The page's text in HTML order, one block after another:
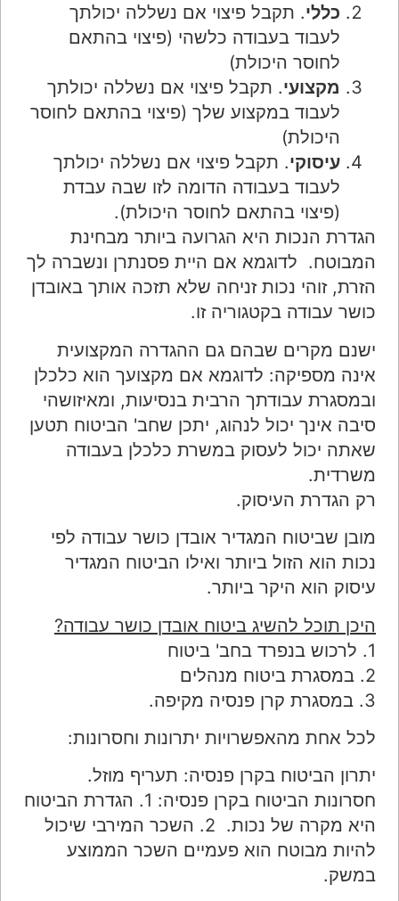
כללי. תקבל פיצוי אם נשללה יכולתך
לעבוד בעבודה כלשהי (פיצוי בהתאם
לחוסר היכולת)
מקצועי. תקבל פיצוי אם נשללה יכולתך
לעבוד במקצוע שלך (פיצוי בהתאם לחוסר
היכולת)
עיסוקי. תקבל פיצוי אם נשללה יכולתך
לעבוד בעבודה הדומה לזו שבה עבדת
(פיצוי בהתאם לחוסר היכולת).
הגדרת הנכות היא הגרועה ביותר מבחינת
המבוטח. לדוגמא אם היית פסנתרן ונשברה לך
הזרת, זוהי נכות זניחה שלא תזכה אותך באובדן
כושר עבודה בקטגוריה זו.
ישנם מקרים שבהם גם ההגדרה המקצועית
אינה מספיקה: לדוגמא אם מקצועך הוא כלכלן
ובמסגרת עבודתך הרבית בנסיעות, ומאיזושהי
סיבה אינך יכול לנהוג, יתכן שחב' הביטוח תטען
שאתה יכול לעסוק במשרת כלכלן בעבודה
משרדית.
רק הגדרת העיסוק.
מובן שביטוח המגדיר אובדן כושר עבודה לפי
נכות הוא הזול ביותר ואילו הביטוח המגדיר
עיסוק הוא היקר ביותר.
היכן תוכל להשיג ביטוח אובדן כושר עבודה?
1. לרכוש בנפרד בחב' ביטוח
2. במסגרת ביטוח מנהלים
3. במסגרת קרן פנסיה מקיפה.
לכל אחת מהאפשרויות יתרונות וחסרונות:
יתרון הביטוח בקרן פנסיה: תעריף מוזל.
חסרונות הביטוח בקרן פנסיה: 1. הגדרת הביטוח
היא מקרה של נכות. 2. השכר המירבי שיכול
להיות מבוטח הוא פעמיים השכר הממוצע
במשק.